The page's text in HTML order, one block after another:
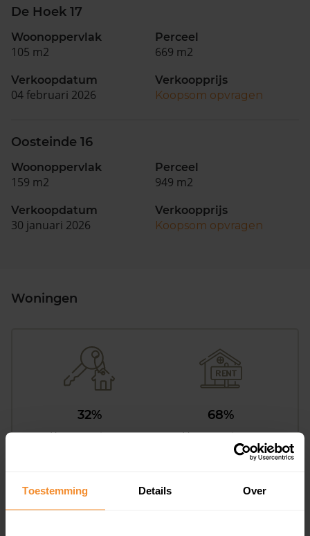
Toestemming Details Over
De Hoek 17
Woonoppervlak
105 m2
Perceel
669 m2
Verkoopdatum
04 februari 2026
Verkoopprijs
Koopsom opvragen
Oosteinde 16
Woonoppervlak
159 m2
Perceel
949 m2
Verkoopdatum
30 januari 2026
Verkoopprijs
Koopsom opvragen
Woningen
32%
Koopwoningen
68%
Huurwoningen
Appartementen